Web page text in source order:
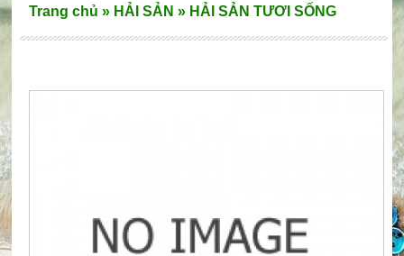
Trang chủ » HẢI SẢN » HẢI SẢN TƯƠI SỐNG